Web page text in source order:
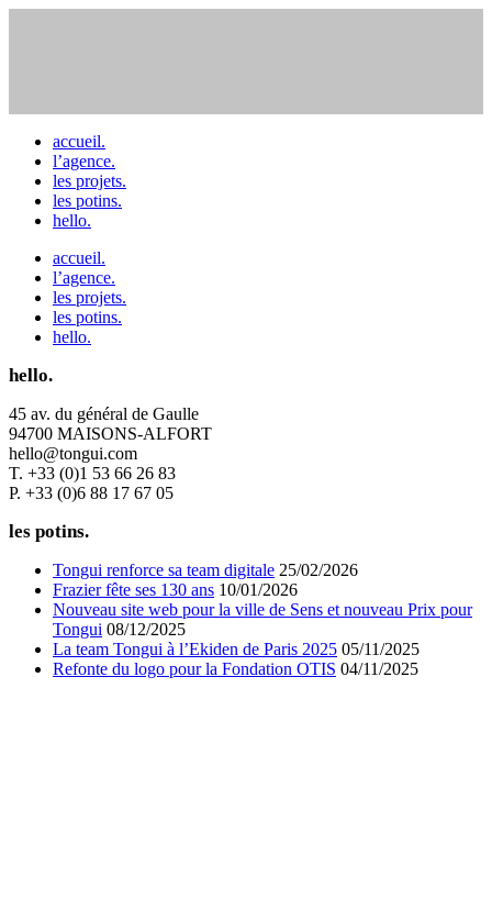
accueil.
l’agence.
les projets.
les potins.
hello.
accueil.
l’agence.
les projets.
les potins.
hello.
hello.
45 av. du général de Gaulle
94700 MAISONS-ALFORT
hello@tongui.com
T. +33 (0)1 53 66 26 83
P. +33 (0)6 88 17 67 05
les potins.
Tongui renforce sa team digitale 25/02/2026
Frazier fête ses 130 ans 10/01/2026
Nouveau site web pour la ville de Sens et nouveau Prix pour
Tongui 08/12/2025
La team Tongui à l’Ekiden de Paris 2025 05/11/2025
Refonte du logo pour la Fondation OTIS 04/11/2025